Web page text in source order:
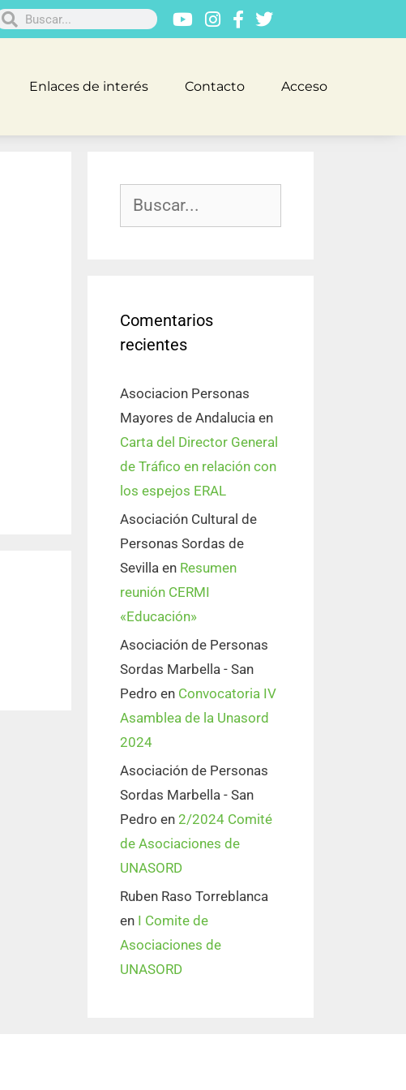
Enlaces de interés Contacto Acceso
Comentarios
recientes
Asociacion Personas
Mayores de Andaluciaen
Carta del Director General
de Tráfico en relación con
los espejos ERAL
Asociación Cultural de
Personas Sordas de
Sevillaen Resumen
reunión CERMI
«Educación»
Asociación de Personas
Sordas Marbella - San
Pedro en Convocatoria IV
Asamblea de la Unasord
2024
Asociación de Personas
Sordas Marbella - San
Pedro en 2/2024 Comité
de Asociaciones de
UNASORD
Ruben Raso Torreblanca
en I Comite de
Asociaciones de
UNASORD